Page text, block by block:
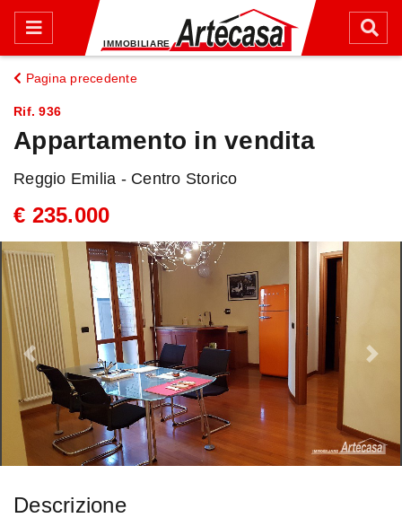
Rif. 936
Appartamento in vendita
Pagina precedente
Reggio Emilia - Centro Storico
€ 235.000
Descrizione